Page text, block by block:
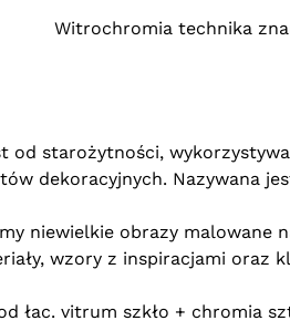
Witrochromia technika
od starożytności,
dekoracyjnych. Nazywana
niewielkie obrazy malowane
wzory z inspiracjami oraz
łac. vitrum szkło + chromia